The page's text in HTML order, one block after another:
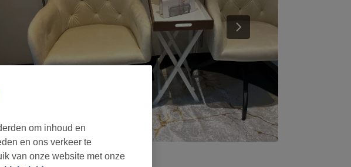
om inhoud en
en ons verkeer te
van onze website met onze